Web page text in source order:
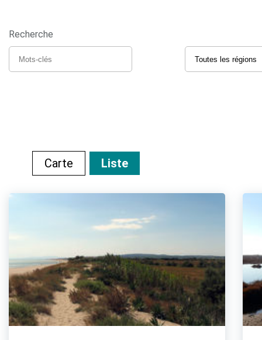
Recherche
Carte Liste